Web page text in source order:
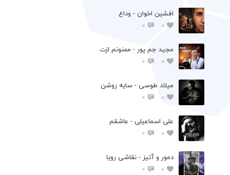
افشين اخوان - وداع
0
0
مجید جم پور - ممنونم ازت
0
0
میلاد طوسی - سایه روشن
0
0
علی اسماعیلی - عاشقم
0
0
دمور و آتیز - نقاشی رویا
0
0